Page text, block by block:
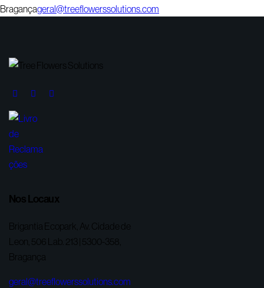
Bragançageral@treeflowerssolutions.com
Nos Locaux
Brigantia Ecopark, Av. Cidade de
Leon, 506 Lab. 213 | 5300-358,
Bragança
geral@treeflowerssolutions.com